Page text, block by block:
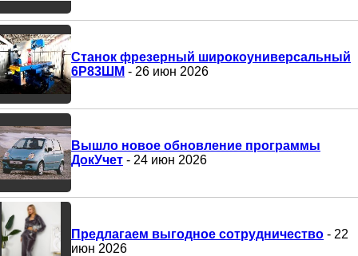
Станок фрезерный широкоуниверсальный
6Р83ШМ - 26 июн 2026
Вышло новое обновление программы
ДокУчет - 24 июн 2026
Предлагаем выгодное сотрудничество - 22
июн 2026